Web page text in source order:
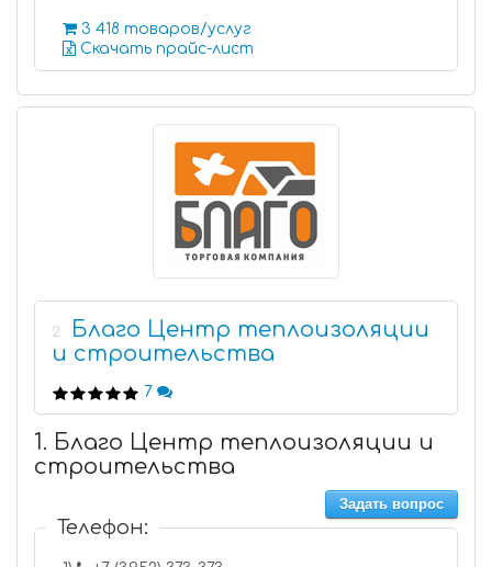
3 418 товаров/услуг
Скачать прайс-лист
2
Благо Центр теплоизоляции
и строительства
7
1. Благо Центр теплоизоляции и
строительства
Задать вопрос
Телефон: